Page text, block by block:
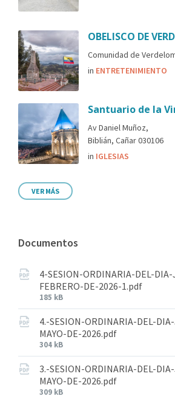
OBELISCO DE
Comunidad de
in ENTRETENIMIENTO
Santuario de la
Av Daniel Muñoz,
Biblián, Cañar 030106
in IGLESIAS
VER MÁS
Documentos
4-SESION-ORDINARIA-DEL-DIA-
FEBRERO-DE-2026-1.pdf
185 kB
4.-SESION-ORDINARIA-DEL-
MAYO-DE-2026.pdf
304 kB
3.-SESION-ORDINARIA-DEL-
MAYO-DE-2026.pdf
309 kB